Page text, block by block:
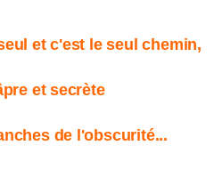
et c'est le seul chemin,
et secrète
de l'obscurité...